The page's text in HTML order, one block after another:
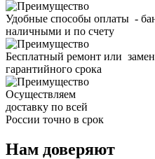
Удобные способы оплаты -
наличными и по счету
Бесплатный ремонт или
гарантийного срока
Осуществляем
доставку по всей
России точно в срок
Нам доверяют